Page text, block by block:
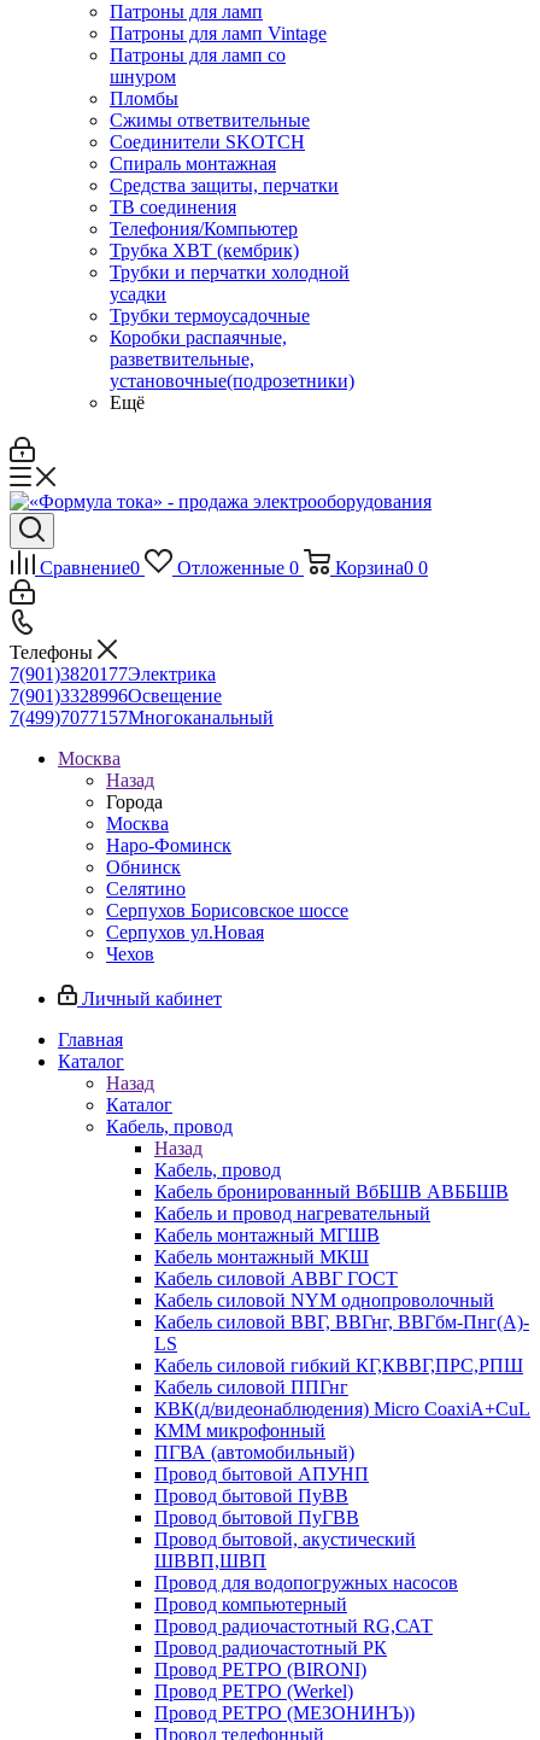
Патроны для ламп
Патроны для ламп Vintage
Патроны для ламп со
шнуром
Пломбы
Сжимы ответвительные
Соединители SKOTCH
Спираль монтажная
Средства защиты, перчатки
ТВ соединения
Телефония/Компьютер
Трубка ХВТ (кембрик)
Трубки и перчатки холодной
усадки
Трубки термоусадочные
Коробки распаячные,
разветвительные,
установочные(подрозетники)
Ещё
Сравнение0 Отложенные 0 Корзина0 0
Телефоны
7(901)3820177Электрика
7(901)3328996Освещение
7(499)7077157Многоканальный
Москва
Назад
Города
Москва
Наро-Фоминск
Обнинск
Селятино
Серпухов Борисовское шоссе
Серпухов ул.Новая
Чехов
Личный кабинет
Главная
Каталог
Назад
Каталог
Кабель, провод
Назад
Кабель, провод
Кабель бронированный ВбБШВ АВББШВ
Кабель и провод нагревательный
Кабель монтажный МГШВ
Кабель монтажный МКШ
Кабель силовой АВВГ ГОСТ
Кабель силовой NYM однопроволочный
Кабель силовой ВВГ, ВВГнг, ВВГбм-Пнг(А)-
LS
Кабель силовой гибкий КГ,КВВГ,ПРС,РПШ
Кабель силовой ППГнг
КВК(д/видеонаблюдения) Micro CoaxiA+CuL
КММ микрофонный
ПГВА (автомобильный)
Провод бытовой АПУНП
Провод бытовой ПуВВ
Провод бытовой ПуГВВ
Провод бытовой, акустический
ШВВП,ШВП
Провод для водопогружных насосов
Провод компьютерный
Провод радиочастотный RG,САТ
Провод радиочастотный РК
Провод РЕТРО (BIRONI)
Провод РЕТРО (Werkel)
Провод РЕТРО (МЕЗОНИНЪ))
Провод телефонный